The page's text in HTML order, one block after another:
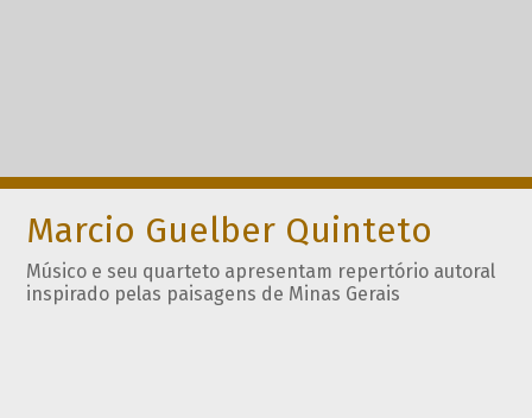
Marcio Guelber Quinteto
Músico e seu quarteto apresentam repertório autoral
inspirado pelas paisagens de Minas Gerais